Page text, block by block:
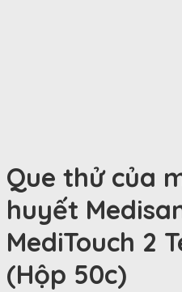
Que thử của
huyết
MediTouch 2
(Hộp 50c)